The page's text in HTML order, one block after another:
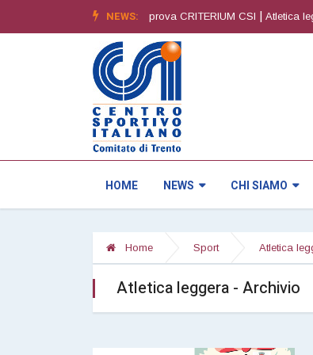
NEWS:
Orienteering4^ prova CRITERIUM CSI |Atletica
HOME NEWS CHI SIAMO
Home Sport Atletica
Atletica leggera - Archivio